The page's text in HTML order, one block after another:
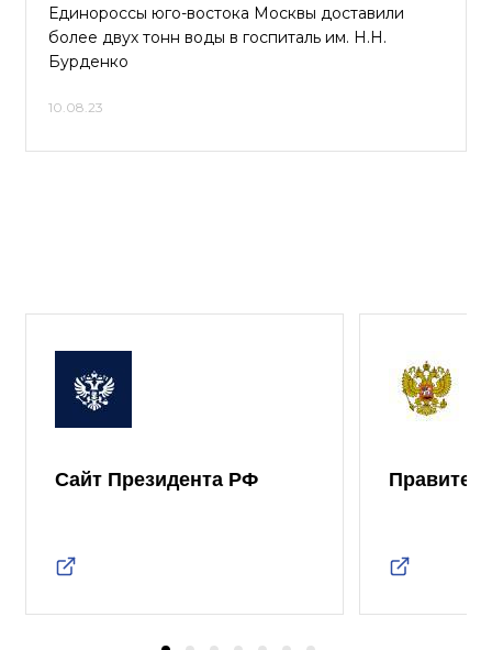
Единороссы юго-востока Москвы доставили
более двух тонн воды в госпиталь им. Н.Н.
Бурденко
10.08.23
Сайт Президента РФ